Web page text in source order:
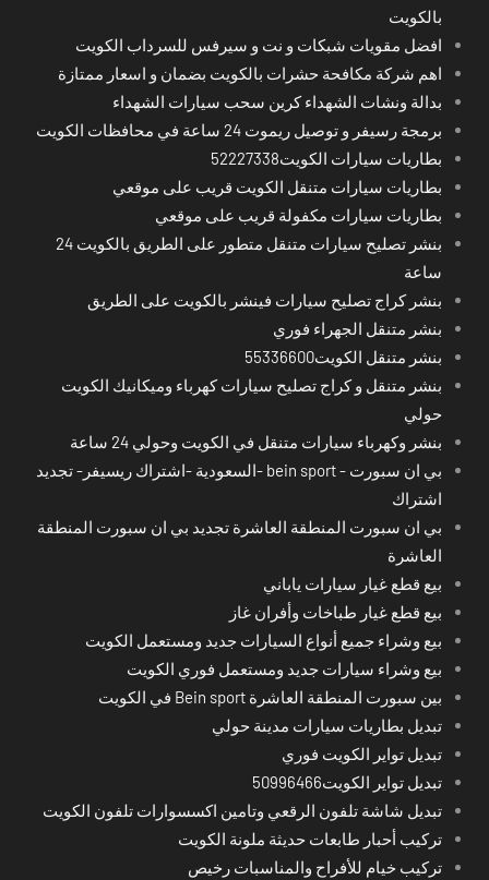
بالكويت
افضل مقويات شبكات و نت و سيرفس للسرداب الكويت
اهم شركة مكافحة حشرات بالكويت بضمان و اسعار ممتازة
بدالة ونشات الشهداء كرين سحب سيارات الشهداء
برمجة رسيفر و توصيل ريموت 24 ساعة في محافظات الكويت
بطاريات سيارات الكويت52227338
بطاريات سيارات متنقل الكويت قريب على موقعي
بطاريات سيارات مكفولة قريب على موقعي
بنشر تصليح سيارات متنقل متطور على الطريق بالكويت 24
ساعة
بنشر كراج تصليح سيارات فينشر بالكويت على الطريق
بنشر متنقل الجهراء فوري
بنشر متنقل الكويت55336600
بنشر متنقل و كراج تصليح سيارات كهرباء وميكانيك الكويت
حولي
بنشر وكهرباء سيارات متنقل في الكويت وحولي 24 ساعة
بي ان سبورت - bein sport -السعودية -اشتراك ريسيفر- تجديد
اشتراك
بي ان سبورت المنطقة العاشرة تجديد بي ان سبورت المنطقة
العاشرة
بيع قطع غيار سيارات ياباني
بيع قطع غيار طباخات وأفران غاز
بيع وشراء جميع أنواع السيارات جديد ومستعمل الكويت
بيع وشراء سيارات جديد ومستعمل فوري الكويت
بين سبورت المنطقة العاشرة Bein sport في الكويت
تبديل بطاريات سيارات مدينة حولي
تبديل تواير الكويت فوري
تبديل تواير الكويت50996466
تبديل شاشة تلفون الرقعي وتامين اكسسوارات تلفون الكويت
تركيب أحبار طابعات حديثة ملونة الكويت
تركيب خيام للأفراح والمناسبات رخيص